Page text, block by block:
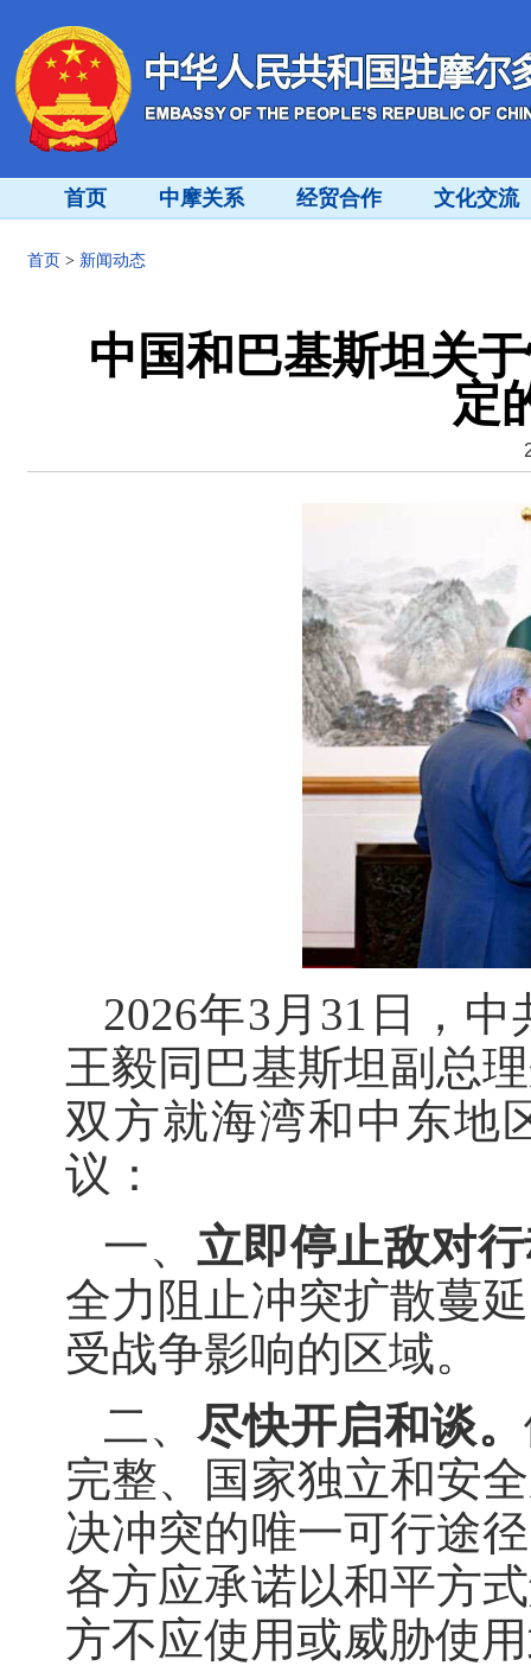
首页 中摩关系 经贸合作 文化交流
首页 > 新闻动态
中国和巴基斯坦关
定
2026年3月31日，
王毅同巴基斯坦副总
双方就海湾和中东地
议：
一、 立即停止敌对
全力阻止冲突扩散蔓
受战争影响的区域。
二、 尽快开启和谈。
完整、国家独立和安
决冲突的唯一可行途
各方应承诺以和平方
方不应使用或威胁使